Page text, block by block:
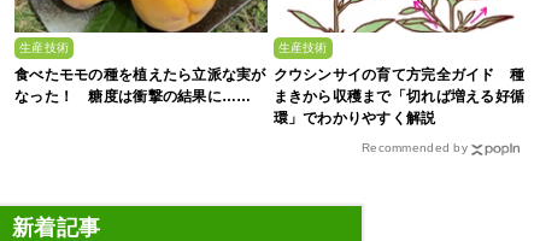
生産技術
食べたモモの種を植えたら立派な実が
なった！ 糖度は衝撃の結果に……
生産技術
クウシンサイの育て方完全ガイド 種
まきから収穫まで「切れば増える好循
環」でわかりやすく解説
Recommended by
新着記事